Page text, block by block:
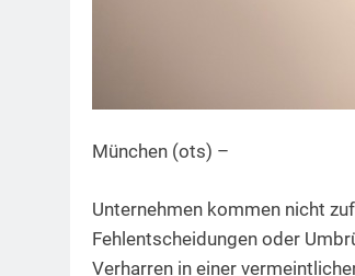
München (ots) –
Unternehmen kommen nicht
Fehlentscheidungen oder
Verharren in einer